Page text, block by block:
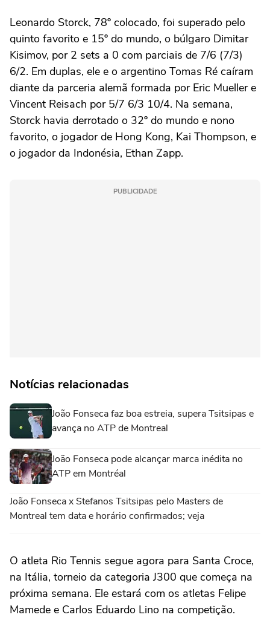
Leonardo Storck, 78º colocado, foi superado pelo
quinto favorito e 15º do mundo, o búlgaro Dimitar
Kisimov, por 2 sets a 0 com parciais de 7/6 (7/3)
6/2. Em duplas, ele e o argentino Tomas Ré caíram
diante da parceria alemã formada por Eric Mueller e
Vincent Reisach por 5/7 6/3 10/4. Na semana,
Storck havia derrotado o 32º do mundo e nono
favorito, o jogador de Hong Kong, Kai Thompson, e
o jogador da Indonésia, Ethan Zapp.
PUBLICIDADE
Notícias relacionadas
João Fonseca faz boa estreia, supera Tsitsipas e
avança no ATP de Montreal
João Fonseca pode alcançar marca inédita no
ATP em Montréal
João Fonseca x Stefanos Tsitsipas pelo Masters de
Montreal tem data e horário confirmados; veja
O atleta Rio Tennis segue agora para Santa Croce,
na Itália, torneio da categoria J300 que começa na
próxima semana. Ele estará com os atletas Felipe
Mamede e Carlos Eduardo Lino na competição.